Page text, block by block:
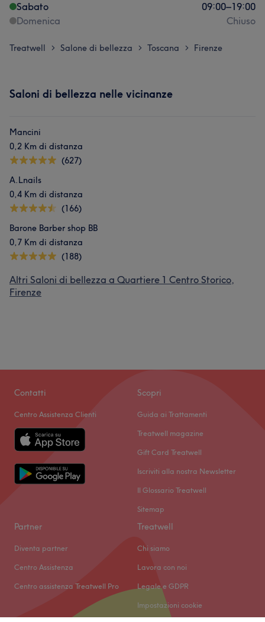
Sabato
09:00–19:00
Domenica
Chiuso
Treatwell > Salone di bellezza > Toscana > Firenze
Saloni di bellezza nelle vicinanze
Mancini
0,2 Km di distanza
(627)
A.Lnails
0,4 Km di distanza
(166)
Barone Barber shop BB
0,7 Km di distanza
(188)
Altri Saloni di bellezza a Quartiere 1 Centro Storico,
Firenze
Contatti
Centro Assistenza Clienti
Scopri
Guida ai Trattamenti
Treatwell magazine
Gift Card Treatwell
Iscriviti alla nostra Newsletter
Il Glossario Treatwell
Sitemap
Partner
Diventa partner
Centro Assistenza
Centro assistenza Treatwell Pro
Treatwell
Chi siamo
Lavora con noi
Legale e GDPR
Impostazioni cookie